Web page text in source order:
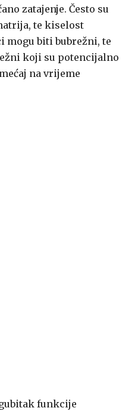
zatajenje. Često su
te kiselost
mogu biti bubrežni, te
koji su potencijalno
na vrijeme
funkcije